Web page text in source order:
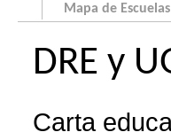
Mapa de Escuelas
DRE y
Carta